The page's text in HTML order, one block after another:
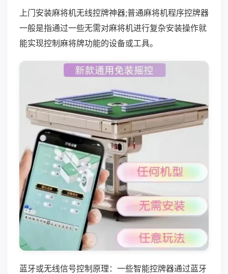
上门安装麻将机无线控牌神器;普通麻将机程序控牌器
一般是指通过一些无需对麻将机进行复杂安装操作就
能实现控制麻将牌功能的设备或工具。
蓝牙或无线信号控制原理：一些智能控牌器通过蓝牙